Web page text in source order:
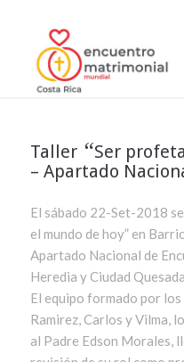
Taller “Ser
– Apartado
El sábado 22-Set-2018
el mundo de hoy” en
Apartado Nacional de
Heredia y Ciudad
El equipo formado por
Ramirez, Carlos y Vilma,
al Padre Edson Morales,